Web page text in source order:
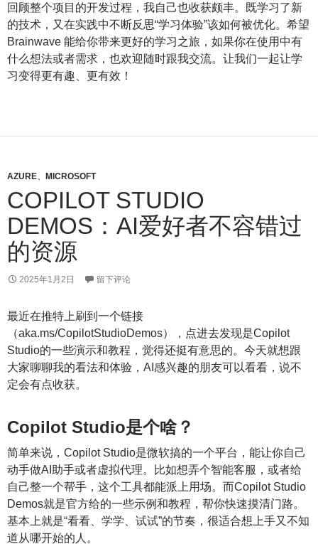
回顾整个项目的开发过程，我自己也收获颇丰。既学习了新
的技术，又在实践中不断反思“学习体验”该如何被优化。希望
Brainwave 能给你带来更好的学习之旅，如果你在使用中有
什么想法或者需求，也欢迎随时跟我交流。让我们一起让学
习变得更有趣、更有效！
AZURE、 MICROSOFT
COPILOT STUDIO
DEMOS：AI爱好者不容错过
的资源
2025年1月2日 留下评论
最近在推特上刷到一个链接
（aka.ms/CopilotStudioDemos），点进去发现是Copilot
Studio的一些演示和教程，觉得还挺有意思的。今天就想跟
大家聊聊我的看法和体验，AI感兴趣的朋友可以看看，说不
定会有点收获。
Copilot Studio是个啥？
简单来说，Copilot Studio是微软搞的一个平台，能让你自己
动手做AI助手或者虚拟代理。比如想弄个智能客服，或者给
自己整一个帮手，这个工具都能派上用场。而Copilot Studio
Demos就是官方给的一些示例和教程，帮你快速摸清门路。
基本上就是“看看、学学、试试”的节奏，很适合想上手又不知
道从哪开始的人。